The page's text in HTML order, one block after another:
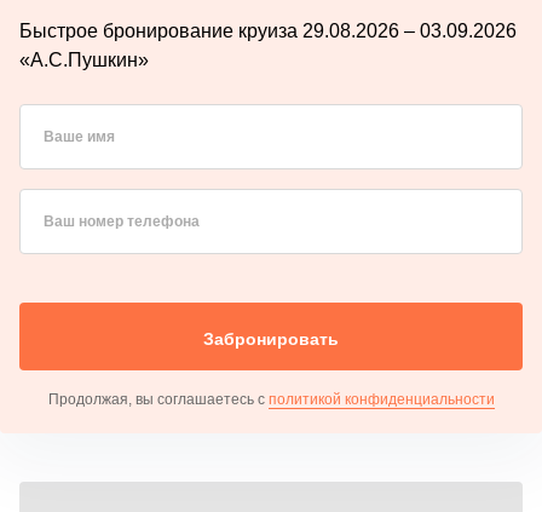
Быстрое бронирование круиза 29.08.2026 – 03.09.2026
«А.С.Пушкин»
Ваше имя
Ваш номер телефона
Забронировать
Продолжая, вы соглашаетесь с политикой конфиденциальности